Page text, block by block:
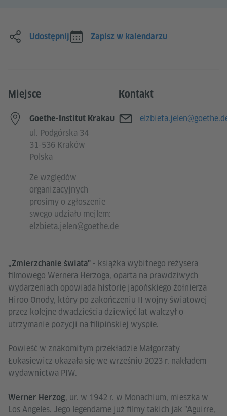
„Zmierzchanie świata" - książka wybitnego reżysera
filmowego Wernera Herzoga, oparta na prawdziwych
wydarzeniach opowiada historię japońskiego żołnierza
Hiroo Onody, który po zakończeniu II wojny światowej
przez kolejne dwadzieścia dziewięć lat walczył o
utrzymanie pozycji na filipińskiej wyspie.
Powieść w znakomitym przekładzie Małgorzaty
Łukasiewicz ukazała się we wrześniu 2023 r. nakładem
wydawnictwa PIW.
Werner Herzog, ur. w 1942 r. w Monachium, mieszka w
Los Angeles. Jego legendarne już filmy takich jak "Aguirre,
Udostępnij Zapisz w kalendarzu
Miejsce
Goethe-Institut Krakau
ul. Podgórska 34
31-536 Kraków
Polska
Ze względów
organizacyjnych
prosimy o zgłoszenie
swego udziału mejlem:
elzbieta.jelen@goethe.de
Kontakt
E-mail